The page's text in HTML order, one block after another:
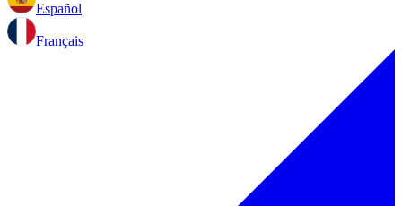
Español
Français